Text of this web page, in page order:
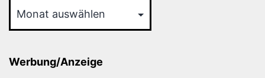
Werbung/Anzeige